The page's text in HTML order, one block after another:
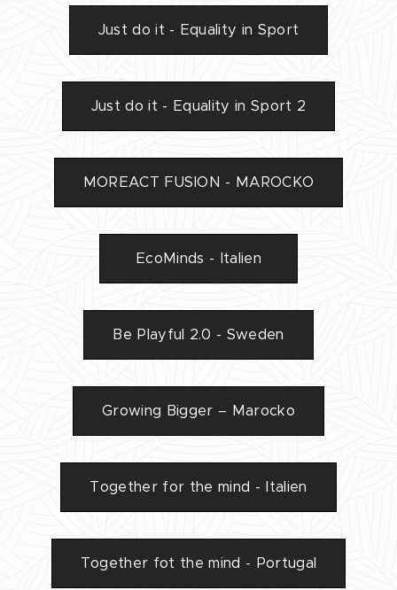
Just do it - Equality in Sport
Just do it - Equality in Sport 2
MOREACT FUSION - MAROCKO
EcoMinds - Italien
Be Playful 2.0 - Sweden
Growing Bigger – Marocko
Together for the mind - Italien
Together fot the mind - Portugal